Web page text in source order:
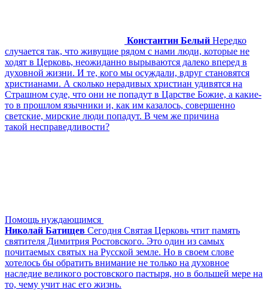
Константин Белый Нередко
случается так, что живущие рядом с нами люди, которые не
ходят в Церковь, неожиданно вырываются далеко вперед в
духовной жизни. И те, кого мы осуждали, вдруг становятся
христианами. А сколько нерадивых христиан удивятся на
Страшном суде, что они не попадут в Царстве Божие, а какие-
то в прошлом язычники и, как им казалось, совершенно
светские, мирские люди попадут. В чем же причина
такой несправедливости?
Помощь нуждающимся
Николай Батищев Сегодня Святая Церковь чтит память
святителя Димитрия Ростовского. Это один из самых
почитаемых святых на Русской земле. Но в своем слове
хотелось бы обратить внимание не только на духовное
наследие великого ростовского пастыря, но в большей мере на
то, чему учит нас его жизнь.